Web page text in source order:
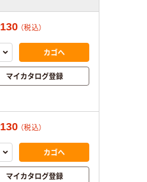
（税込）
カゴへ
マイカタログ登録
（税込）
カゴへ
マイカタログ登録